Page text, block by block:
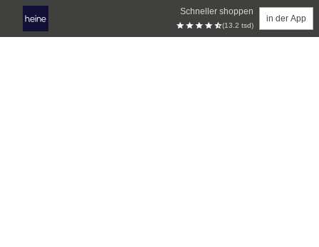
Schneller shoppen
(13.2 tsd)
in der App